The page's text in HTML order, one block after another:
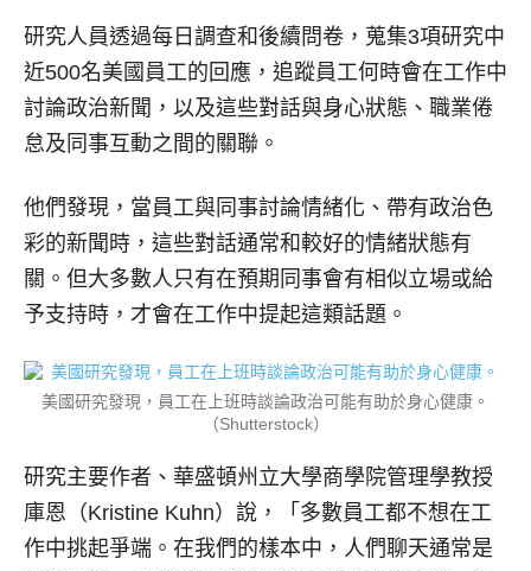
研究人員透過每日調查和後續問卷，蒐集3項研究中
近500名美國員工的回應，追蹤員工何時會在工作中
討論政治新聞，以及這些對話與身心狀態、職業倦
怠及同事互動之間的關聯。
他們發現，當員工與同事討論情緒化、帶有政治色
彩的新聞時，這些對話通常和較好的情緒狀態有
關。但大多數人只有在預期同事會有相似立場或給
予支持時，才會在工作中提起這類話題。
美國研究發現，員工在上班時談論政治可能有助於身心健康。
（Shutterstock）
研究主要作者、華盛頓州立大學商學院管理學教授
庫恩（Kristine Kuhn）說，「多數員工都不想在工
作中挑起爭端。在我們的樣本中，人們聊天通常是